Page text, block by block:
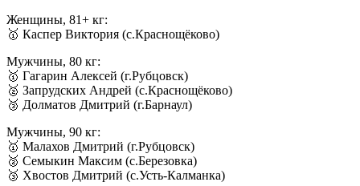
Женщины, 81+ кг:
🥇 Каспер Виктория (с.Краснощёково)
Мужчины, 80 кг:
🥇 Гагарин Алексей (г.Рубцовск)
🥈 Запрудских Андрей (с.Краснощёково)
🥉 Долматов Дмитрий (г.Барнаул)
Мужчины, 90 кг:
🥇 Малахов Дмитрий (г.Рубцовск)
🥈 Семыкин Максим (с.Березовка)
🥉 Хвостов Дмитрий (с.Усть-Калманка)